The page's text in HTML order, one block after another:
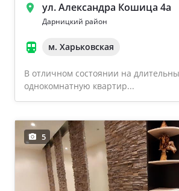
ул. Александра Кошица 4а
Дарницкий район
м. Харьковская
В отличном состоянии на
однокомнатную квартир...
5